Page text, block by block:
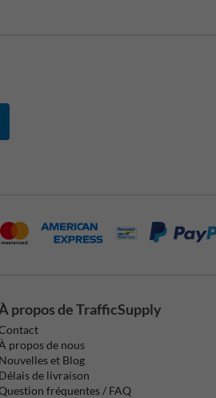
propos de TrafficSupply
propos de nous
Nouvelles et Blog
Délais de livraison
fréquentes / FAQ